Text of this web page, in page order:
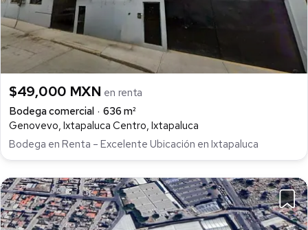
$49,000 MXN en renta
Bodega comercial
636 m²
Genovevo, Ixtapaluca Centro, Ixtapaluca
Bodega en Renta – Excelente Ubicación en Ixtapaluca